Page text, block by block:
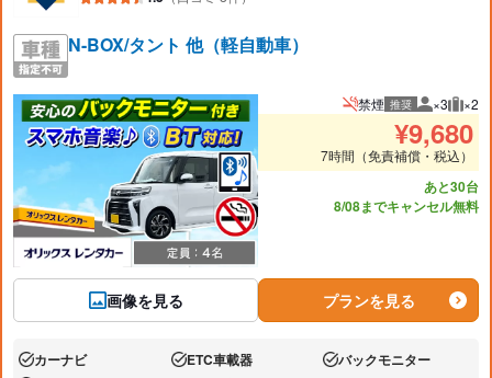
N-BOX/タント 他（軽自動車）
画像を見る
禁煙 推奨 推奨人数
×3 推奨
×2
¥9,680
7時間（免責補償・税込）
あと30台
8/08までキャンセル無料
プランを見る
あり:カーナビ あり:ETC車載器 あり:バックモニター